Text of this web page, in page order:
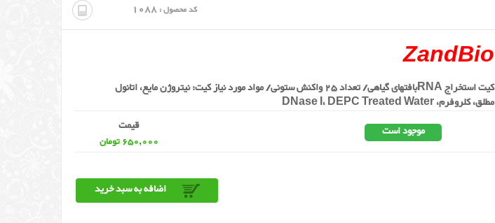
کد محصول :1088
ZandBio
کیت استخراج RNAبافتهای گیاهی/ تعداد 25 واکنش ستونی/ مواد مورد نیاز کیت: نیتروژن مایع، اتانول
مطلق، کلروفرم، DNase I، DEPC Treated Water
موجود است
قیمت
650,000 تومان
اضافه به سبد خرید